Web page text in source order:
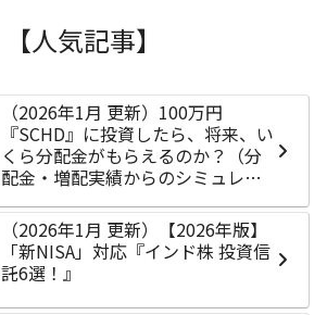
【人気記事】
（2026年1月 更新）100万円
『SCHD』に投資したら、将来、い
くら分配金がもらえるのか？（分
配金・増配実績からのシミュレー
（2026年1月 更新）【2026年版】
「新NISA」対応『インド株 投資信
託6選！』